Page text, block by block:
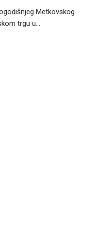
Metkovskog
trgu u...